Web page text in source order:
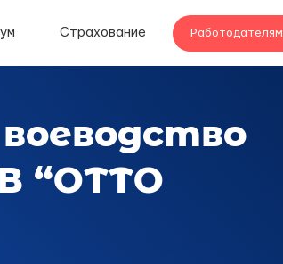
Страхование Работодателям
“ОТТО